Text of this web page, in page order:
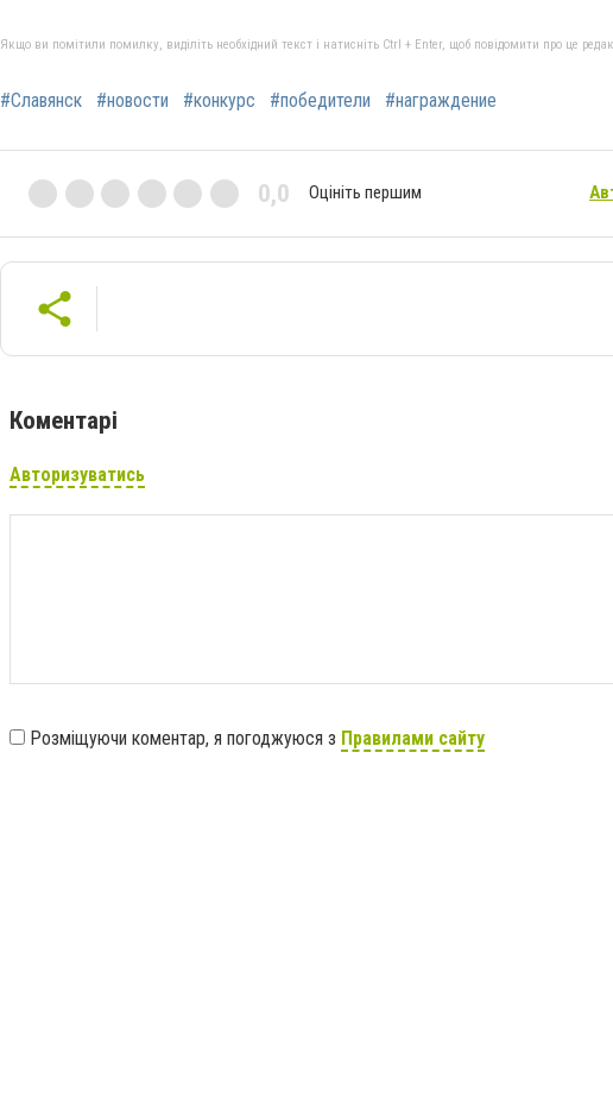
Якщо ви помітили помилку, виділіть необхідний текст і натисніть Ctrl + Enter, щоб повідомити про це
#Славянск #новости #конкурс #победители #награждение
0,0 Оцініть першим
Коментарі
Авторизуватись
Розміщуючи коментар, я погоджуюся з Правилами сайту